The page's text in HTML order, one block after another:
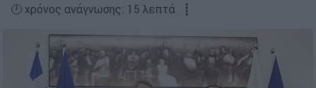
🕛 χρόνος ανάγνωσης: 15 λεπτά ┋